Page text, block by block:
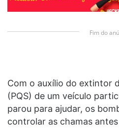
Fim do
Com o auxílio do extintor
(PQS) de um veículo
parou para ajudar, os
controlar as chamas